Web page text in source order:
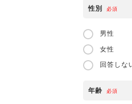
性別 必須
男性
女性
回答しな
年齢 必須